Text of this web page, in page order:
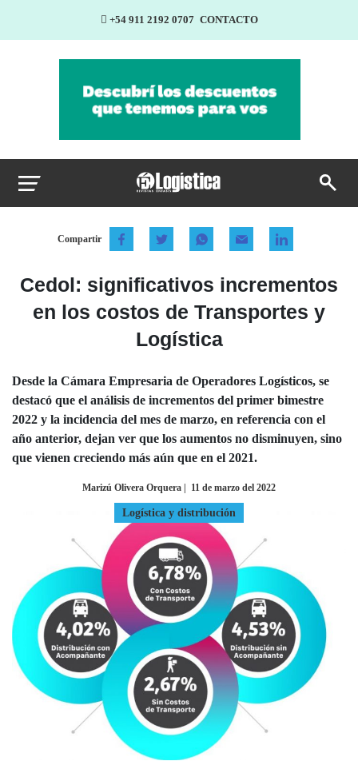
+54 911 2192 0707 CONTACTO
Compartir
Cedol: significativos incrementos
en los costos de Transportes y
Logística
Desde la Cámara Empresaria de Operadores Logísticos, se
destacó que el análisis de incrementos del primer bimestre
2022 y la incidencia del mes de marzo, en referencia con el
año anterior, dejan ver que los aumentos no disminuyen, sino
que vienen creciendo más aún que en el 2021.
Marizú Olivera Orquera | 11 de marzo del 2022
Logística y distribución